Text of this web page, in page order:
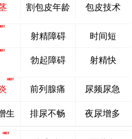
割包皮年龄 包皮技术
射精障碍
勃起障碍
时间短
射精快
前列腺痛 尿频尿急
生 排尿不畅 夜尿增多